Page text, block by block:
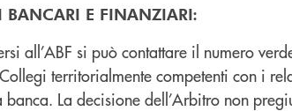
BANCARI E FINANZIARI:
all’ABF si può contattare il numero
territorialmente competenti con i
La decisione dell’Arbitro non